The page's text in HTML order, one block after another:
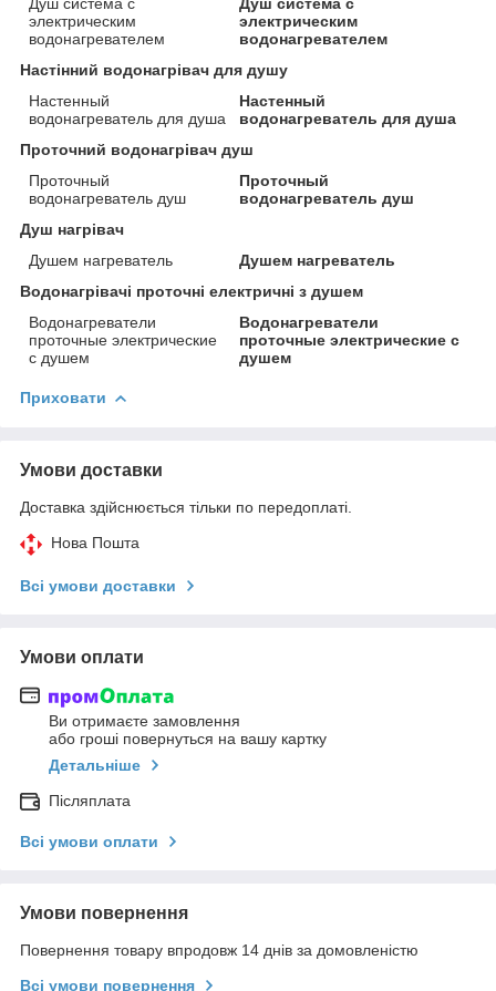
электрическим
водонагревателем
электрическим
водонагревателем
Настінний водонагрівач для душу
Настенный
водонагреватель для душа
Настенный
водонагреватель для душа
Проточний водонагрівач душ
Проточный
водонагреватель душ
Проточный
водонагреватель душ
Душ нагрівач
Душем нагреватель
Душем нагреватель
Водонагрівачі проточні електричні з душем
Водонагреватели
проточные электрические
с душем
Водонагреватели
проточные электрические с
душем
Приховати
Умови доставки
Доставка здійснюється тільки по передоплаті.
Нова Пошта
Всі умови доставки
Умови оплати
Ви отримаєте замовлення
або гроші повернуться на вашу картку
Детальніше
Післяплата
Всі умови оплати
Умови повернення
Повернення товару впродовж 14 днів за домовленістю
Всі умови повернення